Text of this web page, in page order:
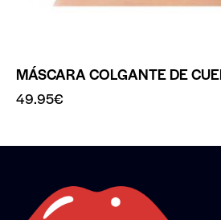
MÁSCARA COLGANTE DE
49.95€